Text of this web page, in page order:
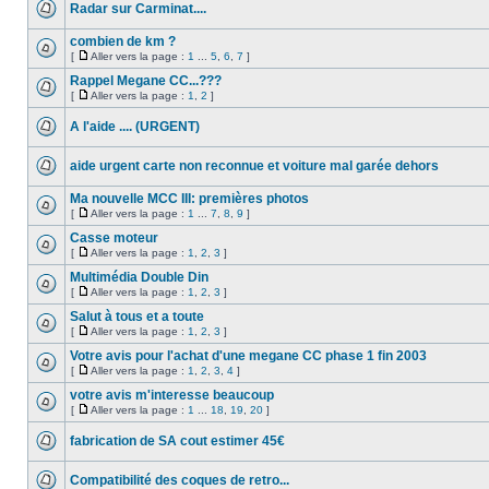
Radar sur Carminat....
combien de km ?
[ Aller vers la page : 1 5 6 7 ]
Rappel Megane CC...???
[ Aller vers la page : 1 2 ]
A l'aide .... (URGENT)
aide urgent carte non reconnue et voiture mal garée dehors
Ma nouvelle MCC III: premières photos
[ Aller vers la page : 1 7 8 9 ]
Casse moteur
[ Aller vers la page : 1 2 3 ]
Multimédia Double Din
[ Aller vers la page : 1 2 3 ]
Salut à tous et a toute
[ Aller vers la page : 1 2 3 ]
Votre avis pour l'achat d'une megane CC phase 1 fin 2003
[ Aller vers la page : 1 2 3 4 ]
votre avis m'interesse beaucoup
[ Aller vers la page : 1 18 19 20 ]
fabrication de SA cout estimer 45€
Compatibilité des coques de retro...